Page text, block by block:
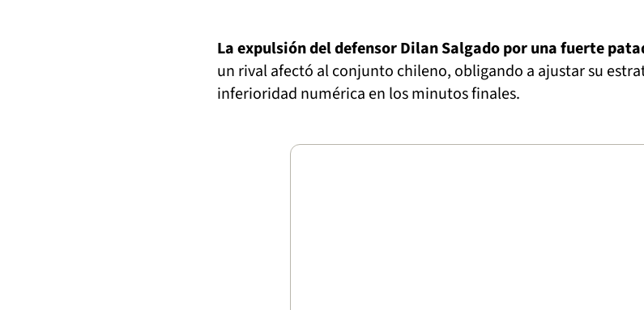
La expulsión del defensor Dilan Salgado por una fuerte
un rival afectó al conjunto chileno, obligando a ajustar su
inferioridad numérica en los minutos finales.